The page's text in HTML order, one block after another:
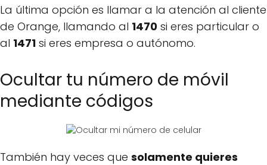
La última opción es llamar a la atención al cliente
de Orange, llamando al 1470 si eres particular o
al 1471 si eres empresa o autónomo.
Ocultar tu número de móvil
mediante códigos
También hay veces que solamente quieres